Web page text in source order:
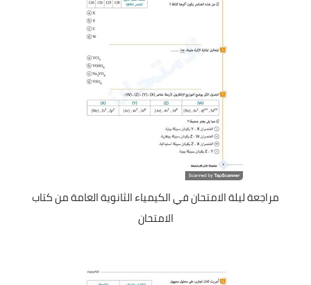
مراجعة ليلة الامتحان في الكيمياء الثانوية العامة من كتاب
الامتحان